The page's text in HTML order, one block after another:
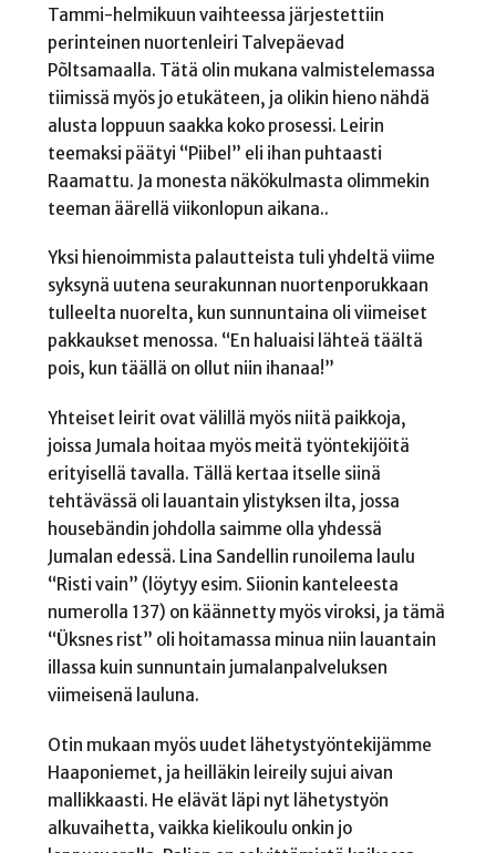
Tammi-helmikuun vaihteessa järjestettiin
perinteinen nuortenleiri Talvepäevad
Põltsamaalla. Tätä olin mukana valmistelemassa
tiimissä myös jo etukäteen, ja olikin hieno nähdä
alusta loppuun saakka koko prosessi. Leirin
teemaksi päätyi “Piibel” eli ihan puhtaasti
Raamattu. Ja monesta näkökulmasta olimmekin
teeman äärellä viikonlopun aikana..
Yksi hienoimmista palautteista tuli yhdeltä viime
syksynä uutena seurakunnan nuortenporukkaan
tulleelta nuorelta, kun sunnuntaina oli viimeiset
pakkaukset menossa. “En haluaisi lähteä täältä
pois, kun täällä on ollut niin ihanaa!”
Yhteiset leirit ovat välillä myös niitä paikkoja,
joissa Jumala hoitaa myös meitä työntekijöitä
erityisellä tavalla. Tällä kertaa itselle siinä
tehtävässä oli lauantain ylistyksen ilta, jossa
housebändin johdolla saimme olla yhdessä
Jumalan edessä. Lina Sandellin runoilema laulu
“Risti vain” (löytyy esim. Siionin kanteleesta
numerolla 137) on käännetty myös viroksi, ja tämä
“Üksnes rist” oli hoitamassa minua niin lauantain
illassa kuin sunnuntain jumalanpalveluksen
viimeisenä lauluna.
Otin mukaan myös uudet lähetystyöntekijämme
Haaponiemet, ja heilläkin leireily sujui aivan
mallikkaasti. He elävät läpi nyt lähetystyön
alkuvaihetta, vaikka kielikoulu onkin jo